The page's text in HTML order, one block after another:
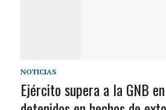
NOTICIAS
Ejército supera a la GNB